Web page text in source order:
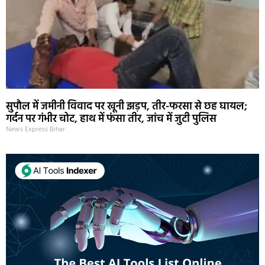
सुपौल में जमीनी विवाद पर खूनी झड़प, तीर-फरसा से छह घायल;
गर्दन पर गंभीर चोट, हाथ में फंसा तीर, जांच में जुटी पुलिस
News Express Bihar